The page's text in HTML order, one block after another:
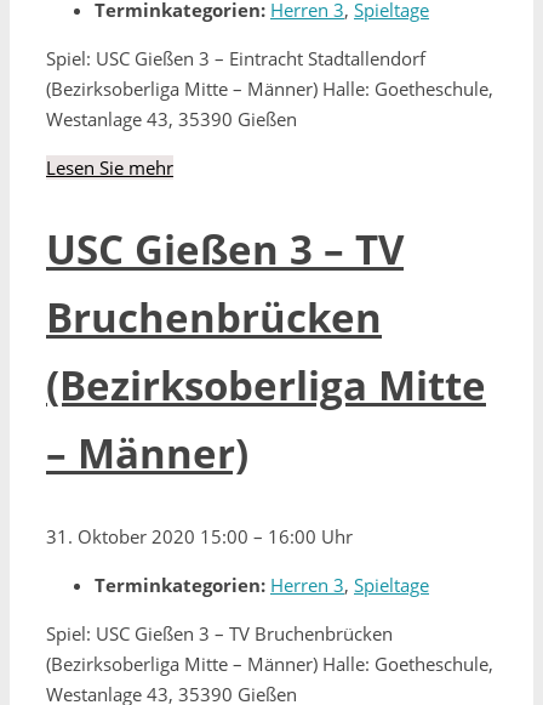
Terminkategorien: Herren 3, Spieltage
Spiel: USC Gießen 3 – Eintracht Stadtallendorf
(Bezirksoberliga Mitte – Männer) Halle: Goetheschule,
Westanlage 43, 35390 Gießen
Lesen Sie mehr
USC Gießen 3 – TV
Bruchenbrücken
(Bezirksoberliga Mitte
– Männer)
31. Oktober 2020 15:00 – 16:00 Uhr
Terminkategorien: Herren 3, Spieltage
Spiel: USC Gießen 3 – TV Bruchenbrücken
(Bezirksoberliga Mitte – Männer) Halle: Goetheschule,
Westanlage 43, 35390 Gießen